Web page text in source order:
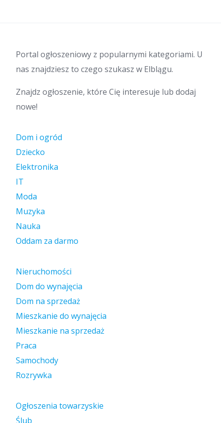
Portal ogłoszeniowy z popularnymi kategoriami. U
nas znajdziesz to czego szukasz w Elblągu.
Znajdz ogłoszenie, które Cię interesuje lub dodaj
nowe!
Dom i ogród
Dziecko
Elektronika
IT
Moda
Muzyka
Nauka
Oddam za darmo
Nieruchomości
Dom do wynajęcia
Dom na sprzedaż
Mieszkanie do wynajęcia
Mieszkanie na sprzedaż
Praca
Samochody
Rozrywka
Ogłoszenia towarzyskie
Ślub